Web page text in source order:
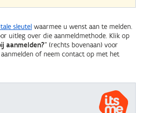
sleutel waarmee u wenst aan te melden.
uitleg over die aanmeldmethode. Klik op
aanmelden?" (rechts bovenaan) voor
of neem contact op met het